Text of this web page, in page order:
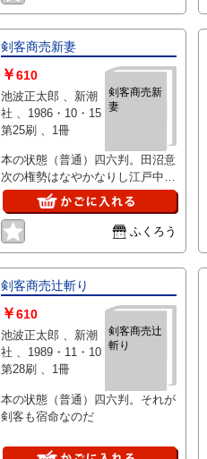
剣客商売新妻
剣客商売新
妻
￥610
池波正太郎 、新潮
社 、1986・10・15
第25刷 、1冊
本の状態（普通）四六判。田沼意
次の権勢はなやかなりし江戸中期
を舞台に・・
ふくろう
剣客商売辻斬り
剣客商売辻
斬り
￥610
池波正太郎 、新潮
社 、1989・11・10
第28刷 、1冊
本の状態（普通）四六判。それが
剣客も宿命なのだ